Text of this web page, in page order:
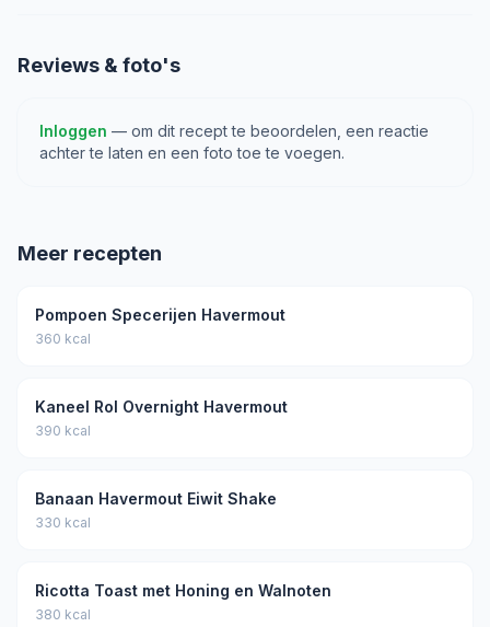
Reviews & foto's
Inloggen — om dit recept te beoordelen, een reactie
achter te laten en een foto toe te voegen.
Meer recepten
Pompoen Specerijen Havermout
360 kcal
Kaneel Rol Overnight Havermout
390 kcal
Banaan Havermout Eiwit Shake
330 kcal
Ricotta Toast met Honing en Walnoten
380 kcal